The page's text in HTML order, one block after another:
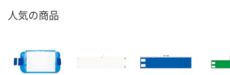
人気の商品